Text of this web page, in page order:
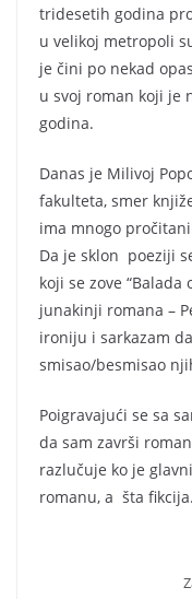
tridesetih godina
u velikoj metropoli
je čini po nekad
u svoj roman koji je
godina.
Danas je Milivoj
fakulteta, smer
ima mnogo
Da je sklon poeziji
koji se zove
junakinji romana –
ironiju i sarkazam
smisao/besmisao
Poigravajući se sa
da sam završi
razlučuje ko je
romanu, a šta fikcija.